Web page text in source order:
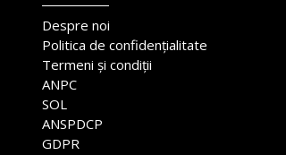
Despre noi
Politica de confidențialitate
Termeni și condiții
ANPC
SOL
ANSPDCP
GDPR